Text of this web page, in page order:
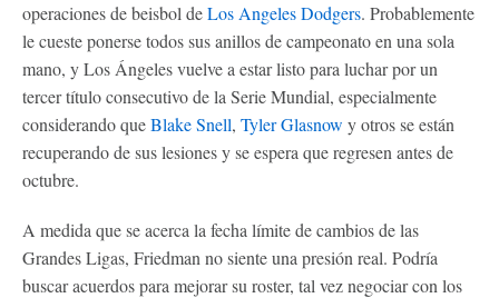
operaciones de beisbol deLos Angeles Dodgers. Probablemente
le cueste ponerse todos sus anillos de campeonato en una sola
mano, y Los Ángeles vuelve a estar listo para luchar por un
tercer título consecutivo de la Serie Mundial, especialmente
considerando queBlake Snell, Tyler Glasnow y otros se están
recuperando de sus lesiones y se espera que regresen antes de
octubre.
A medida que se acerca la fecha límite de cambios de las
Grandes Ligas, Friedman no siente una presión real. Podría
buscar acuerdos para mejorar su roster, tal vez negociar con los